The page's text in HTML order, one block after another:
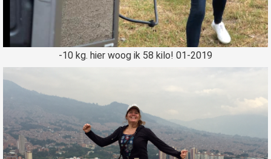
-10 kg. hier woog ik 58 kilo! 01-2019